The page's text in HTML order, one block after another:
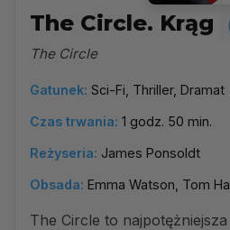
The Circle. Krąg
The Circle
Gatunek: Sci-Fi, Thriller, Dramat
Czas trwania: 1 godz. 50 min.
Reżyseria: James Ponsoldt
Obsada: Emma Watson, Tom
The Circle to